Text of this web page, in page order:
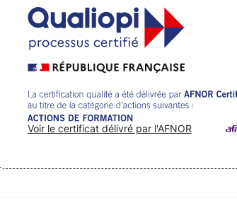
Voir le certificat délivré par l'AFNOR